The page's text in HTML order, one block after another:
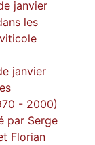
janvier
les
janvier
- 2000)
par Serge
Florian